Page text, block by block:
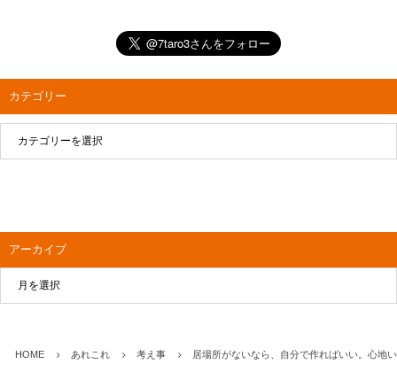
カテゴリー
アーカイブ
HOME あれこれ 考え事 居場所がないなら、自分で作ればいい。心地